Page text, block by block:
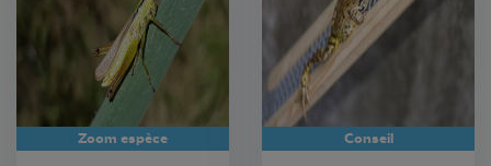
Zoom espèce Conseil